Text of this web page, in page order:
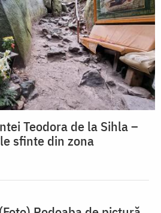
Teodora de la Sihla –
sfinte din zona